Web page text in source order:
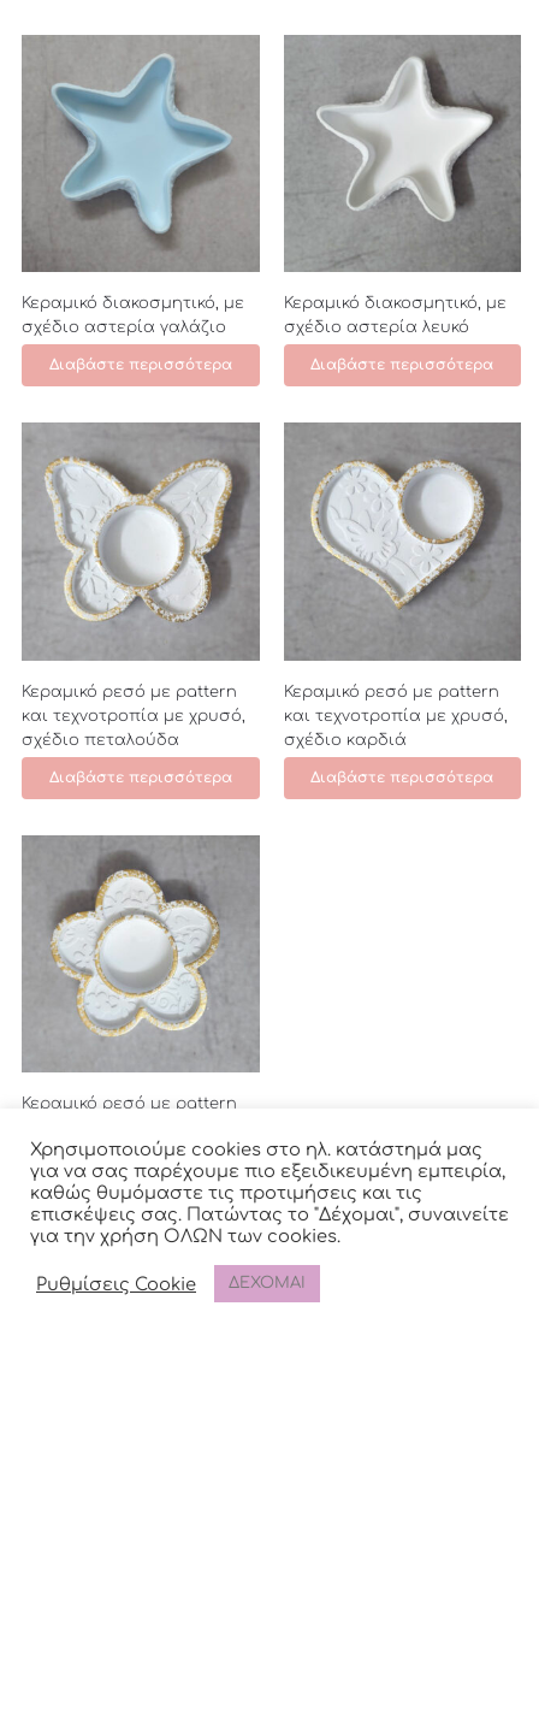
Κεραμικό διακοσμητικό, με
σχέδιο αστερία γαλάζιο
Διαβάστε περισσότερα
Κεραμικό διακοσμητικό, με
σχέδιο αστερία λευκό
Διαβάστε περισσότερα
Κεραμικό ρεσό με pattern
και τεχνοτροπία με χρυσό,
σχέδιο πεταλούδα
Διαβάστε περισσότερα
Κεραμικό ρεσό με pattern
και τεχνοτροπία με χρυσό,
σχέδιο καρδιά
Διαβάστε περισσότερα
Κεραμικό ρεσό με pattern
σχέδιο λουλούδι
Διαβάστε περισσότερα
Προσφορά του Μήνα!
Χρησιμοποιούμε cookies στο ηλ. κατάστημά μας
για να σας παρέχουμε πιο εξειδικευμένη εμπειρία,
καθώς θυμόμαστε τις προτιμήσεις και τις
επισκέψεις σας. Πατώντας το "Δέχομαι", συναινείτε
για την χρήση ΟΛΩΝ των cookies.
Ρυθμίσεις Cookie ΔΕΧΟΜΑΙ